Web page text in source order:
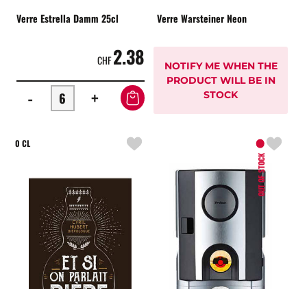
Verre Estrella Damm 25cl
CHF2.38
-
+
Verre Warsteiner Neon
NOTIFY ME WHEN THE
PRODUCT WILL BE IN
STOCK
0 CL
OUT OF STOCK